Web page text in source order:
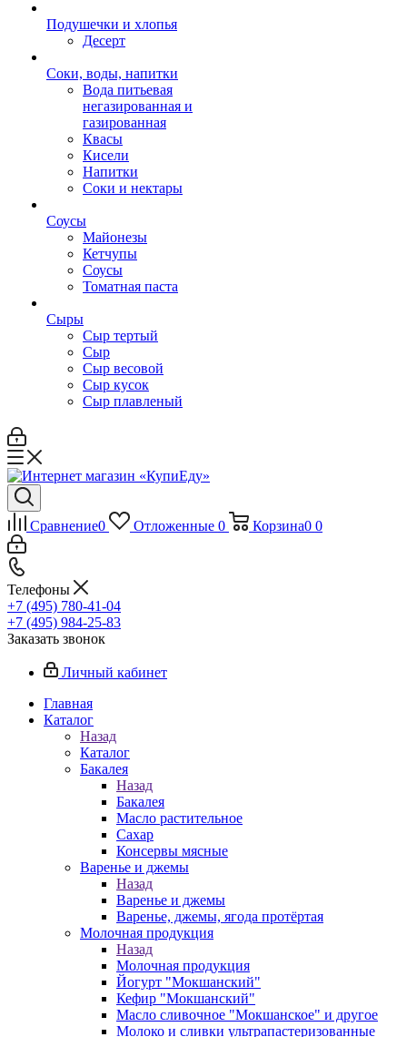
Подушечки и хлопья
Десерт
Соки, воды, напитки
Вода питьевая
негазированная и
газированная
Квасы
Кисели
Напитки
Соки и нектары
Соусы
Майонезы
Кетчупы
Соусы
Томатная паста
Сыры
Сыр тертый
Сыр
Сыр весовой
Сыр кусок
Сыр плавленый
Сравнение0 Отложенные 0 Корзина0 0
Телефоны
+7 (495) 780-41-04
+7 (495) 984-25-83
Заказать звонок
Личный кабинет
Главная
Каталог
Назад
Каталог
Бакалея
Назад
Бакалея
Масло растительное
Сахар
Консервы мясные
Варенье и джемы
Назад
Варенье и джемы
Варенье, джемы, ягода протёртая
Молочная продукция
Назад
Молочная продукция
Йогурт "Мокшанский"
Кефир "Мокшанский"
Масло сливочное "Мокшанское" и другое
Молоко и сливки ультрапастеризованные